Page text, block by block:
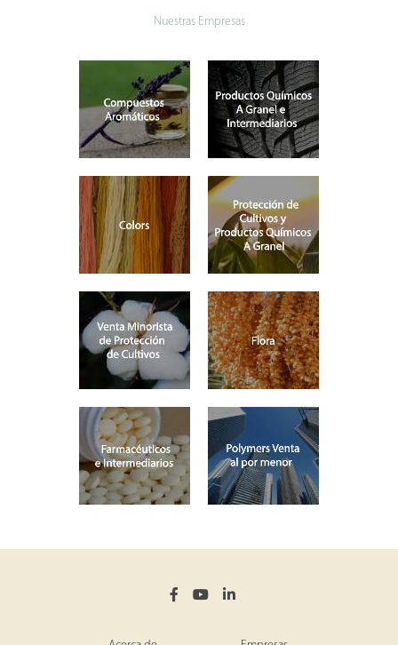
Nuestras Empresas